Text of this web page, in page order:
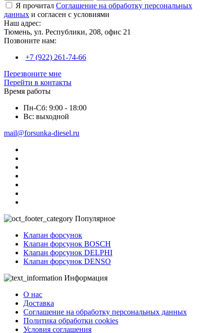
Я прочитал Соглашение на обработку персональных
данных и согласен с условиями
Наш адрес:
Тюмень, ул. Республики, 208, офис 21
Позвоните нам:
+7 (922) 261-74-66
Перезвоните мне
Перейти в контакты
Время работы
Пн-Сб: 9:00 - 18:00
Вс: выходной
mail@forsunka-diesel.ru
Популярное
Клапан форсунок
Клапан форсунок BOSCH
Клапан форсунок DELPHI
Клапан форсунок DENSO
Информация
О нас
Доставка
Соглашение на обработку персональных данных
Политика обработки cookies
Условия соглашения